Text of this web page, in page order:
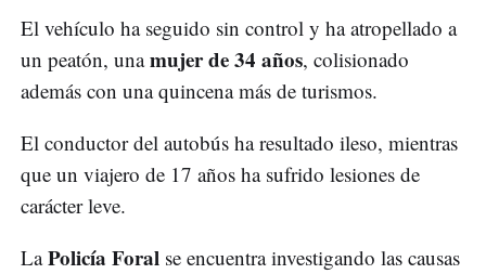
El vehículo ha seguido sin control y ha atropellado a
un peatón, unamujer de 34 años, colisionado
además con una quincena más de turismos.
El conductor del autobús ha resultado ileso, mientras
que un viajero de 17 años ha sufrido lesiones de
carácter leve.
LaPolicía Foral se encuentra investigando las causas